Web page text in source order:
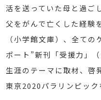
活を送っていた母と過ご
父をがんで亡くした経験
（小学館文庫）、全て
ポート”新刊「受援力」
生涯のテーマに取材、啓
東京2020パラリンピック